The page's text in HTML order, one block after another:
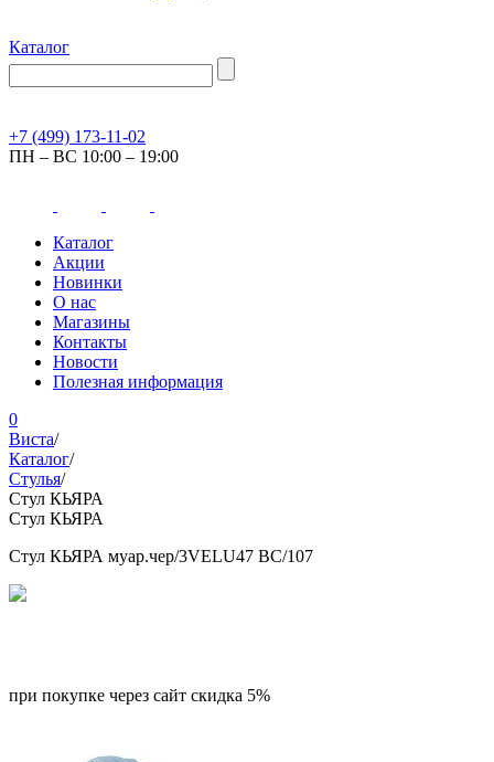
Каталог
+7 (499) 173-11-02
ПН – ВС 10:00 – 19:00
Каталог
Акции
Новинки
О нас
Магазины
Контакты
Новости
Полезная информация
0
Виста/
Каталог/
Стулья/
Стул КЬЯРА
Стул КЬЯРА
Стул КЬЯРА муар.чер/3VELU47 ВС/107
при покупке через сайт скидка 5%